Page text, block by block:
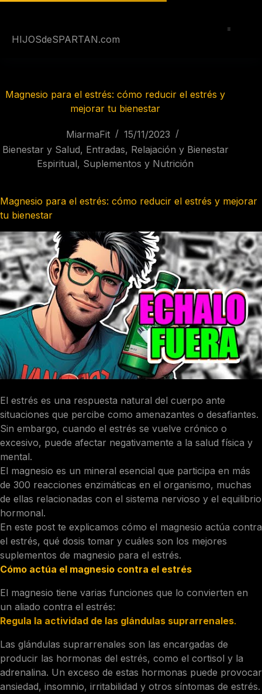
contenido
HIJOSdeSPARTAN.com
Magnesio para el estrés: cómo reducir el estrés y
mejorar tu bienestar
MiarmaFit
15/11/2023
Bienestar y Salud, Entradas, Relajación y Bienestar
Espiritual, Suplementos y Nutrición
Magnesio para el estrés: cómo reducir el estrés y mejorar
tu bienestar
El estrés es una respuesta natural del cuerpo ante
situaciones que percibe como amenazantes o desafiantes.
Sin embargo, cuando el estrés se vuelve crónico o
excesivo, puede afectar negativamente a la salud física y
mental.
El magnesio es un mineral esencial que participa en más
de 300 reacciones enzimáticas en el organismo, muchas
de ellas relacionadas con el sistema nervioso y el equilibrio
hormonal.
En este post te explicamos cómo el magnesio actúa contra
el estrés, qué dosis tomar y cuáles son los mejores
suplementos de magnesio para el estrés.
Cómo actúa el magnesio contra el estrés
El magnesio tiene varias funciones que lo convierten en
un aliado contra el estrés:
Regula la actividad de las glándulas suprarrenales.
Las glándulas suprarrenales son las encargadas de
producir las hormonas del estrés, como el cortisol y la
adrenalina. Un exceso de estas hormonas puede provocar
ansiedad, insomnio, irritabilidad y otros síntomas de estrés.